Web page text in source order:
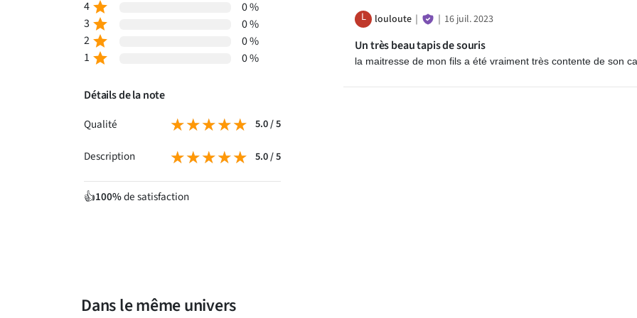
4 star
0 %
3 star
0 %
2 star
0 %
1 star 0 %
Détails de la note
Qualité
★★★★★
★★★★★ 5.0 / 5
Description ★★★★★
★★★★★ 5.0 / 5
👍100%de satisfaction
L louloute ｜ ｜ 16 juil. 2023
Un très beau tapis de souris
la maitresse de mon fils a été vraiment très contente de son
Dans le même univers